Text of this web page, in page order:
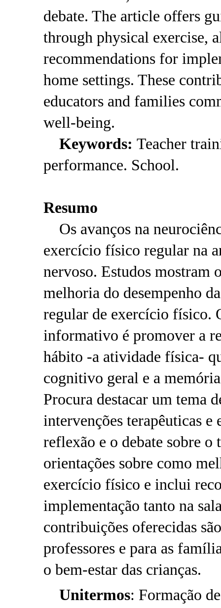
debate. The article offers
through physical exercise,
recommendations for
home settings. These
educators and families
well-being.
Keywords: Teacher
performance. School.
Resumo
Os avanços na
exercício físico regular na
nervoso. Estudos mostram
melhoria do desempenho
regular de exercício físico.
informativo é promover a
hábito -a atividade física-
cognitivo geral e a
Procura destacar um tema
intervenções terapêuticas
reflexão e o debate sobre o
orientações sobre como
exercício físico e inclui
implementação tanto na
contribuições oferecidas
professores e para as
o bem-estar das crianças.
Unitermos: Formação